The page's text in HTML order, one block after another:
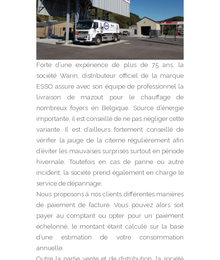
Forte d’une expérience de plus de 75 ans, la
société Warin, distributeur officiel de la marque
ESSO assure avec son équipe de professionnel la
livraison de mazout pour le chauffage de
nombreux foyers en Belgique. Source d’énergie
importante, il est conseillé de ne pas négliger cette
variante. Il est d’ailleurs fortement conseillé de
vérifier la jauge de la citerne régulièrement afin
d’éviter les mauvaises surprises surtout en période
hivernale. Toutefois en cas de panne ou autre
incident, la société prend également en charge le
service de dépannage.
Nous proposons à nos clients différentes manières
de paiement de facture. Vous pouvez alors soit
payer au comptant ou opter pour un paiement
échelonné, le montant étant calculé sur la base
d’une estimation de votre consommation
annuelle.